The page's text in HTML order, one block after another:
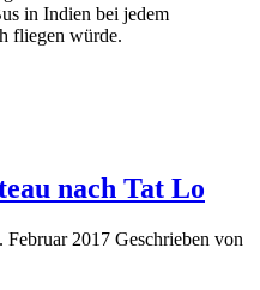
in Indien bei jedem
fliegen würde.
nach Tat Lo
Februar 2017 Geschrieben von